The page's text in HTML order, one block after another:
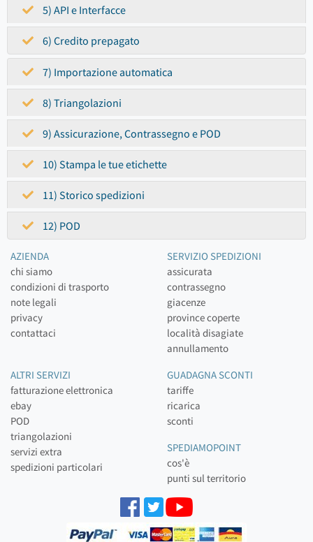
5) API e Interfacce
6) Credito prepagato
7) Importazione automatica
8) Triangolazioni
9) Assicurazione, Contrassegno e POD
10) Stampa le tue etichette
11) Storico spedizioni
12) POD
AZIENDA
chi siamo
condizioni di trasporto
note legali
privacy
contattaci
SERVIZIO SPEDIZIONI
assicurata
contrassegno
giacenze
province coperte
località disagiate
annullamento
ALTRI SERVIZI
fatturazione elettronica
ebay
POD
triangolazioni
servizi extra
spedizioni particolari
GUADAGNA SCONTI
tariffe
ricarica
sconti
SPEDIAMOPOINT
cos'è
punti sul territorio